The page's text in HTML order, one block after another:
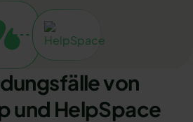
von
und HelpSpace